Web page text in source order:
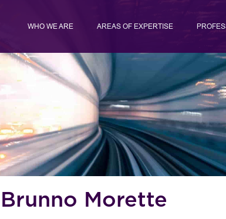
WHO WE ARE AREAS OF EXPERTISE
Brunno Morette